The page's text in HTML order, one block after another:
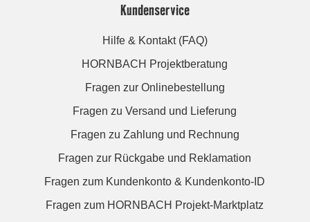
Kundenservice
Hilfe & Kontakt (FAQ)
HORNBACH Projektberatung
Fragen zur Onlinebestellung
Fragen zu Versand und Lieferung
Fragen zu Zahlung und Rechnung
Fragen zur Rückgabe und Reklamation
Fragen zum Kundenkonto & Kundenkonto-ID
Fragen zum HORNBACH Projekt-Marktplatz